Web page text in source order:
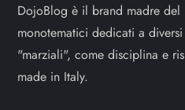
DojoBlog è il brand madre
monotematici dedicati a
"marziali", come disciplina e
made in Italy.